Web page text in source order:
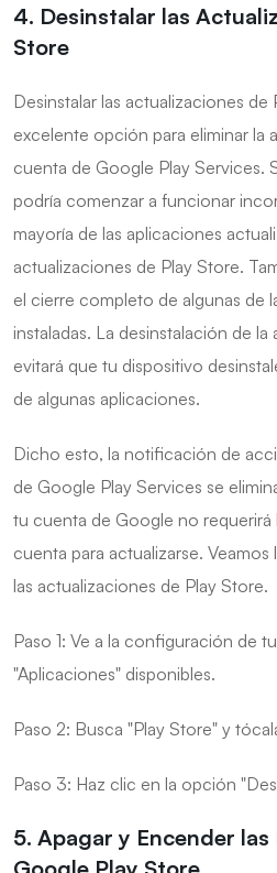
4. Desinstalar las
Store
Desinstalar las actualizaciones
excelente opción para eliminar la
cuenta de Google Play Services.
podría comenzar a funcionar
mayoría de las aplicaciones
actualizaciones de Play Store.
el cierre completo de algunas de
instaladas. La desinstalación de
evitará que tu dispositivo
de algunas aplicaciones.
Dicho esto, la notificación de
de Google Play Services se
tu cuenta de Google no requerirá
cuenta para actualizarse. Veamos
las actualizaciones de Play Store.
Paso 1: Ve a la configuración de
"Aplicaciones" disponibles.
Paso 2: Busca "Play Store" y
Paso 3: Haz clic en la opción
5. Apagar y Encender